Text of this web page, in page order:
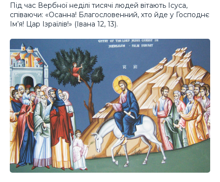
Під час Вербної неділі тисячі людей вітають Ісуса,
співаючи: «Осанна! Благословенний, хто йде у Господнє
Ім’я! Цар Ізраїлів!» (Івана 12, 13).